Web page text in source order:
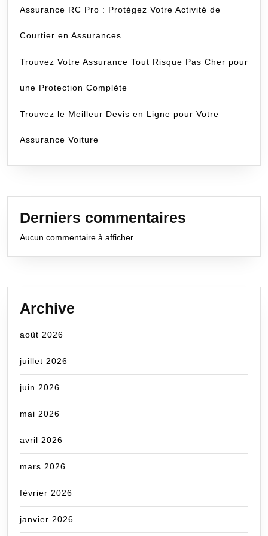
Assurance RC Pro : Protégez Votre Activité de
Courtier en Assurances
Trouvez Votre Assurance Tout Risque Pas Cher pour
une Protection Complète
Trouvez le Meilleur Devis en Ligne pour Votre
Assurance Voiture
Derniers commentaires
Aucun commentaire à afficher.
Archive
août 2026
juillet 2026
juin 2026
mai 2026
avril 2026
mars 2026
février 2026
janvier 2026